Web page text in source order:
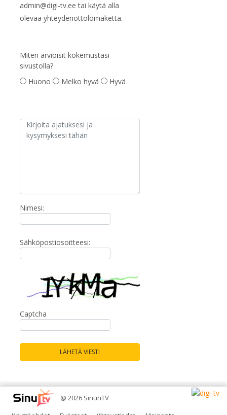
admin@digi-tv.ee tai käytä alla
olevaa yhteydenottolomaketta.
Miten arvioisit kokemustasi
sivustolla?
Huono
Melko hyvä Hyvä
Nimesi:
Sähköpostiosoitteesi:
Captcha
LÄHETÄ VIESTI
@ 2026 SinunTV